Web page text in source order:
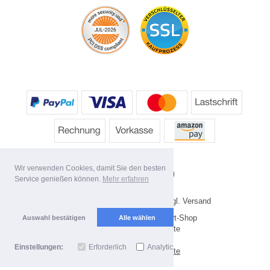
Wir verwenden Cookies, damit Sie den besten
Service genießen können. Mehr erfahren
Auswahl bestätigen Alle wählen
Einstellungen: Erforderlich Analytics
* Alle Preise inkl. MwSt. evtl. zzgl. Versand
Copyright 2026 by HP's Sport-Shop
Mobile Shop by Shopgate
Zur klassischen Webseite